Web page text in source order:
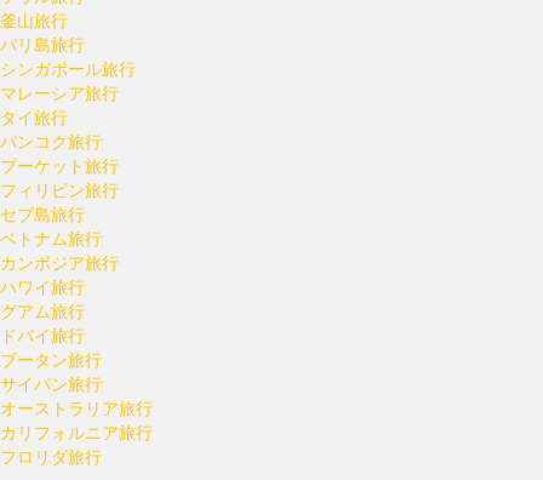
釜山旅行
バリ島旅行
シンガポール旅行
マレーシア旅行
タイ旅行
バンコク旅行
プーケット旅行
フィリピン旅行
セブ島旅行
ベトナム旅行
カンボジア旅行
ハワイ旅行
グアム旅行
ドバイ旅行
ブータン旅行
サイパン旅行
オーストラリア旅行
カリフォルニア旅行
フロリダ旅行